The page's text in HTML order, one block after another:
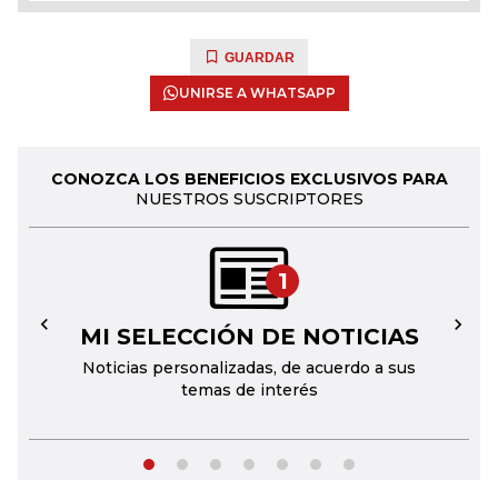
GUARDAR
UNIRSE A WHATSAPP
CONOZCA LOS BENEFICIOS EXCLUSIVOS PARA
NUESTROS SUSCRIPTORES
1
MI SELECCIÓN DE NOTICIAS
Noticias personalizadas, de acuerdo a sus
temas de interés
← →